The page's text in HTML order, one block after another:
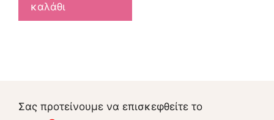
καλάθι
Σας προτείνουμε να επισκεφθείτε το